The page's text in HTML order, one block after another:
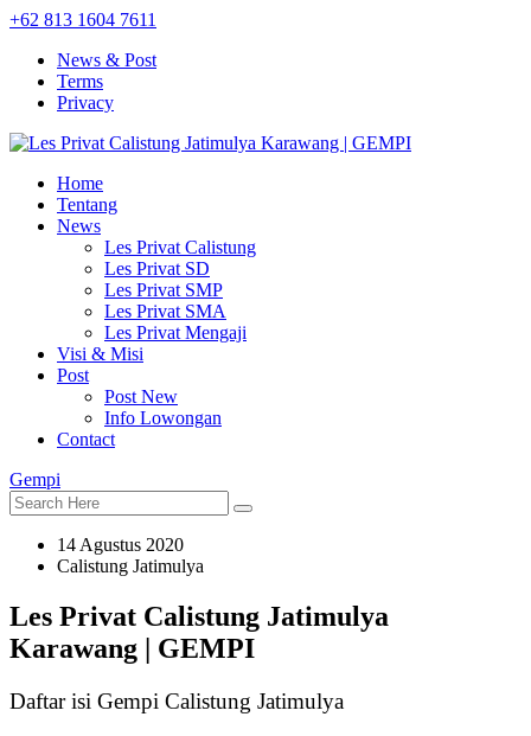
+62 813 1604 7611
News & Post
Terms
Privacy
Home
Tentang
News
Les Privat Calistung
Les Privat SD
Les Privat SMP
Les Privat SMA
Les Privat Mengaji
Visi & Misi
Post
Post New
Info Lowongan
Contact
Gempi
14 Agustus 2020
Calistung Jatimulya
Les Privat Calistung Jatimulya
Karawang | GEMPI
Daftar isi Gempi Calistung Jatimulya